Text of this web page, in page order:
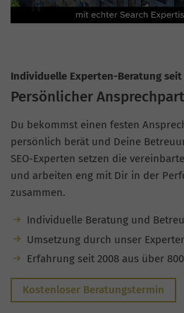
Individuelle Experten-Beratung seit
Persönlicher
Du bekommst einen festen
persönlich berät und Deine
SEO-Experten setzen die
und arbeiten eng mit Dir in der
zusammen.
Individuelle Beratung und
Umsetzung durch unser
Erfahrung seit 2008 aus über
Kostenloser Beratungstermin